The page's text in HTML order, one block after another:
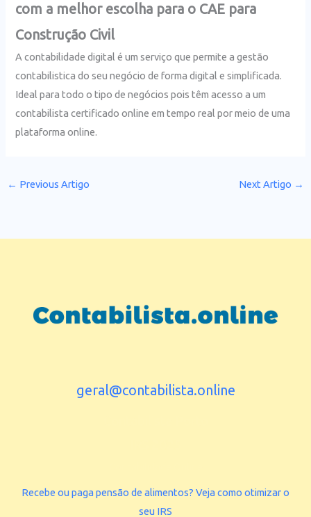
com a melhor escolha para o CAE para
Construção Civil
A contabilidade digital é um serviço que permite a gestão
contabilistica do seu negócio de forma digital e simplificada.
Ideal para todo o tipo de negócios pois têm acesso a um
contabilista certificado online em tempo real por meio de uma
plataforma online.
← Previous Artigo Next Artigo →
geral@contabilista.online
Recebe ou paga pensão de alimentos? Veja como otimizar o
seu IRS